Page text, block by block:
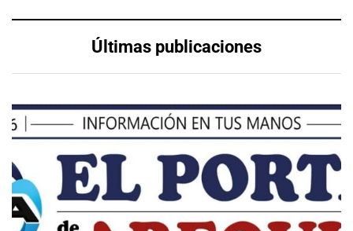
Últimas publicaciones